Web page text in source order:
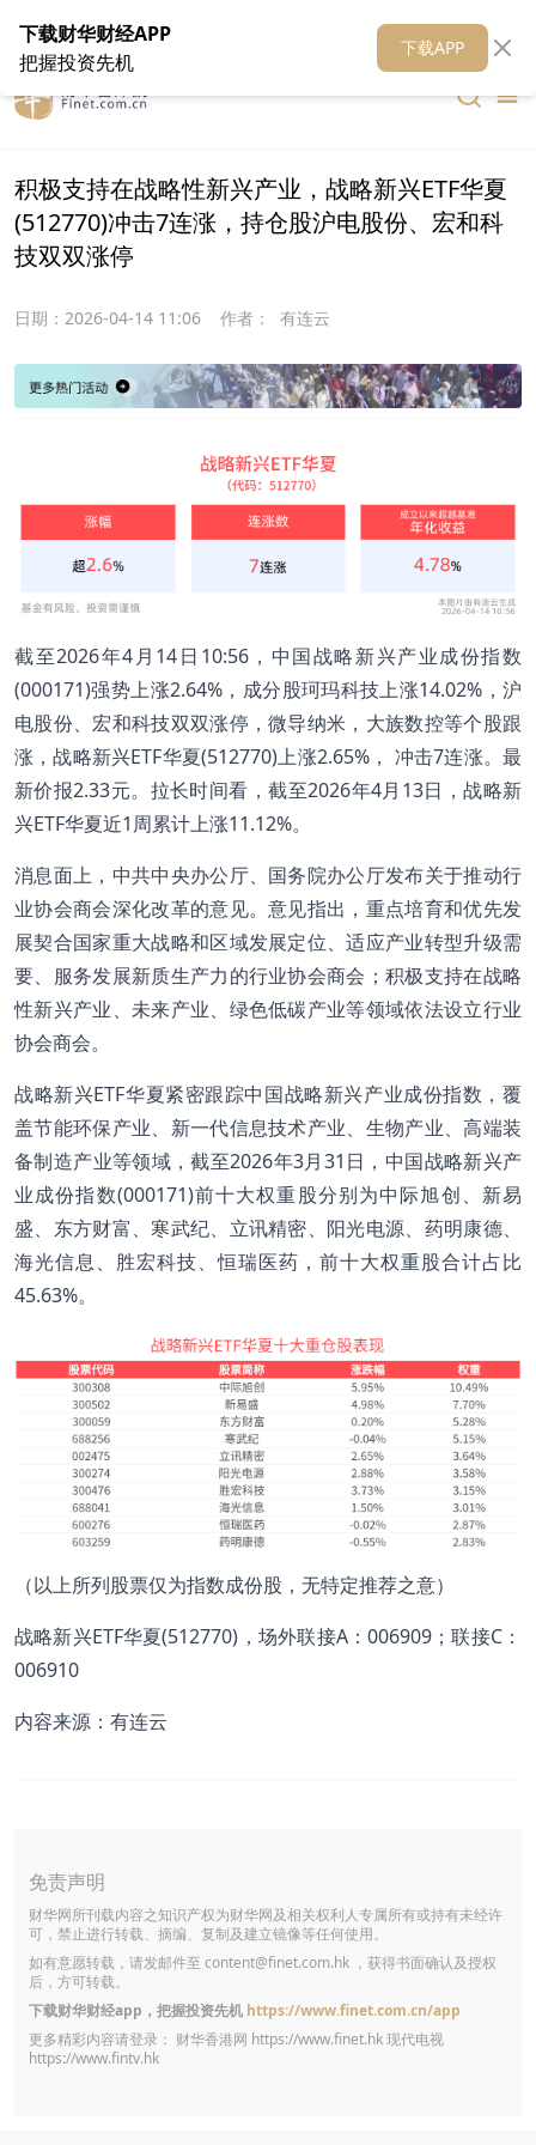
在线客服 关于我们 财华媒体矩阵 财华智库
积极支持在战略性新兴产业，战略新兴ETF华夏
(512770)冲击7连涨，持仓股沪电股份、宏和科
技双双涨停
日期： 2026-04-14 11:06 作者： 有连云
截至2026年4月14日10:56，中国战略新兴产业成份指数
(000171)强势上涨2.64%，成分股珂玛科技上涨14.02%，沪
电股份、宏和科技双双涨停，微导纳米，大族数控等个股跟
涨，战略新兴ETF华夏(512770)上涨2.65%， 冲击7连涨。最
新价报2.33元。拉长时间看，截至2026年4月13日，战略新
兴ETF华夏近1周累计上涨11.12%。
消息面上，中共中央办公厅、国务院办公厅发布关于推动行
业协会商会深化改革的意见。意见指出，重点培育和优先发
展契合国家重大战略和区域发展定位、适应产业转型升级需
要、服务发展新质生产力的行业协会商会；积极支持在战略
性新兴产业、未来产业、绿色低碳产业等领域依法设立行业
协会商会。
战略新兴ETF华夏紧密跟踪中国战略新兴产业成份指数，覆
盖节能环保产业、新一代信息技术产业、生物产业、高端装
备制造产业等领域，截至2026年3月31日，中国战略新兴产
业成份指数(000171)前十大权重股分别为中际旭创、新易
盛、东方财富、寒武纪、立讯精密、阳光电源、药明康德、
海光信息、胜宏科技、恒瑞医药，前十大权重股合计占比
45.63%。
（以上所列股票仅为指数成份股，无特定推荐之意）
战略新兴ETF华夏(512770)，场外联接A：006909；联接C：
006910
内容来源：有连云
免责声明
财华网所刊载内容之知识产权为财华网及相关权利人专属所有或持有未经许
可，禁止进行转载、摘编、复制及建立镜像等任何使用。
如有意愿转载，请发邮件至 content@finet.com.hk ，获得书面确认及授权
后，方可转载。
下载财华财经app，把握投资先机 https://www.finet.com.cn/app
更多精彩内容请登录： 财华香港网 https://www.finet.hk现代电视
https://www.fintv.hk
下载财华财经APP
把握投资先机
下载APP